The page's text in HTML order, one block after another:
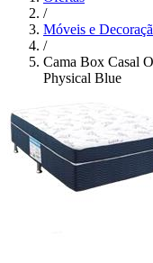
/
Móveis e
/
Cama Box Casal
Physical Blue